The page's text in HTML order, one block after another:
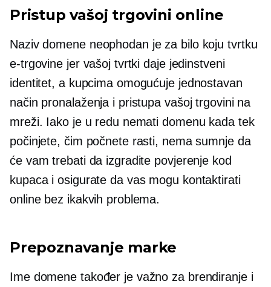
Pristup vašoj trgovini online
Naziv domene neophodan je za bilo koju tvrtku
e-trgovine jer vašoj tvrtki daje jedinstveni
identitet, a kupcima omogućuje jednostavan
način pronalaženja i pristupa vašoj trgovini na
mreži. Iako je u redu nemati domenu kada tek
počinjete, čim počnete rasti, nema sumnje da
će vam trebati da izgradite povjerenje kod
kupaca i osigurate da vas mogu kontaktirati
online bez ikakvih problema.
Prepoznavanje marke
Ime domene također je važno za brendiranje i